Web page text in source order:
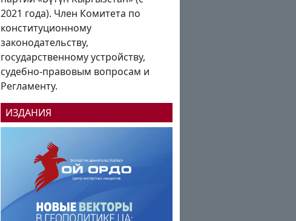
промышленных предприятий и
столько же социальных
объектов. Насколько реализуемы
эти планы в беседе «Региону.kg»
рассказал президент...
ИЗДАНИЯ